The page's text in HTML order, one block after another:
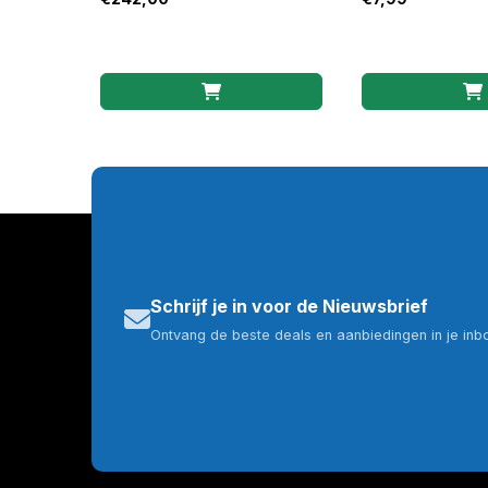
Schrijf je in voor de Nieuwsbrief
Ontvang de beste deals en aanbiedingen in je